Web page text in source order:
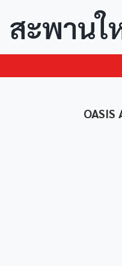
สะพานใ
OASIS